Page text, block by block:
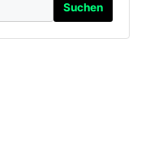
Suchen